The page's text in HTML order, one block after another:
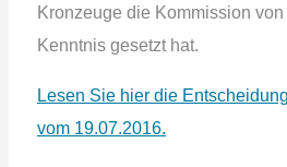
Kronzeuge die Kommission
Kenntnis gesetzt hat.
Lesen Sie hier die
vom 19.07.2016.